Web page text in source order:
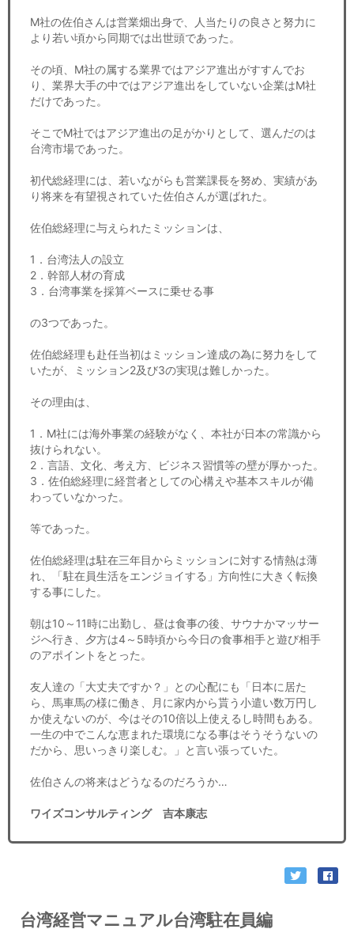
労務顧問
ＩＴ
飲食店情報
M社の佐伯さんは営業畑出身で、人当たりの良さと努力に
より若い頃から同期では出世頭であった。
その頃、M社の属する業界ではアジア進出がすすんでお
り、業界大手の中ではアジア進出をしていない企業はM社
だけであった。
そこでM社ではアジア進出の足がかりとして、選んだのは
台湾市場であった。
初代総経理には、若いながらも営業課長を努め、実績があ
り将来を有望視されていた佐伯さんが選ばれた。
佐伯総経理に与えられたミッションは、
1．台湾法人の設立
2．幹部人材の育成
3．台湾事業を採算ベースに乗せる事
の3つであった。
佐伯総経理も赴任当初はミッション達成の為に努力をして
いたが、ミッション2及び3の実現は難しかった。
その理由は、
1．M社には海外事業の経験がなく、本社が日本の常識から
抜けられない。
2．言語、文化、考え方、ビジネス習慣等の壁が厚かった。
3．佐伯総経理に経営者としての心構えや基本スキルが備
わっていなかった。
等であった。
佐伯総経理は駐在三年目からミッションに対する情熱は薄
れ、「駐在員生活をエンジョイする」方向性に大きく転換
する事にした。
朝は10～11時に出勤し、昼は食事の後、サウナかマッサー
ジへ行き、夕方は4～5時頃から今日の食事相手と遊び相手
のアポイントをとった。
友人達の「大丈夫ですか？」との心配にも「日本に居た
ら、馬車馬の様に働き、月に家内から貰う小遣い数万円し
か使えないのが、今はその10倍以上使えるし時間もある。
一生の中でこんな恵まれた環境になる事はそうそうないの
だから、思いっきり楽しむ。」と言い張っていた。
佐伯さんの将来はどうなるのだろうか…
ワイズコンサルティング 吉本康志
台湾経営マニュアル台湾駐在員編